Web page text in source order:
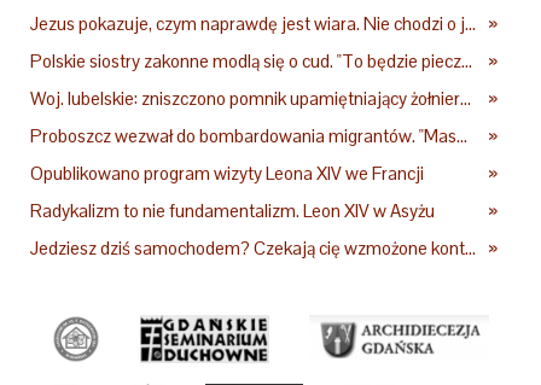
»
Jezus pokazuje, czym naprawdę jest wiara. Nie chodzi o jej wielkość
»
Polskie siostry zakonne modlą się o cud. "To będzie pieczęć Pana Boga dla naszej wiary"
»
Woj. lubelskie: zniszczono pomnik upamiętniający żołnierzy UPA. Ambasada Ukrainy reaguje
»
Proboszcz wezwał do bombardowania migrantów. "Masowy ogień przeciwko najeźdźcom!"
»
Opublikowano program wizyty Leona XIV we Francji
»
Radykalizm to nie fundamentalizm. Leon XIV w Asyżu
»
Jedziesz dziś samochodem? Czekają cię wzmożone kontrole